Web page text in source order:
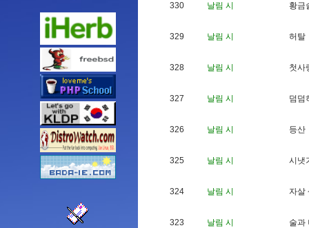
330 날림 시 황금
329 날림 시 허 탈
328 날림 시 첫사
327 날림 시 덤 덤
326 날림 시 등산
325 날림 시 시 냇
324 날림 시 자살
323 날림 시 술과